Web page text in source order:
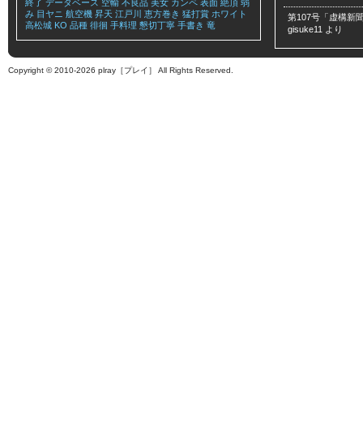
終了 データベース 空輸 不良品 美女 カンペ 表面 絶頂 弱
み 目ヤニ 航空機 昇天 江戸川 恵方巻き 猛打賞 ホワイト
高松城 KO 品種 徘徊 手料理 懇切丁寧 手書き 竜
第107号「虚構新
gisuke11 より
Copyright © 2010-2026 plray［プレイ］ All Rights Reserved.